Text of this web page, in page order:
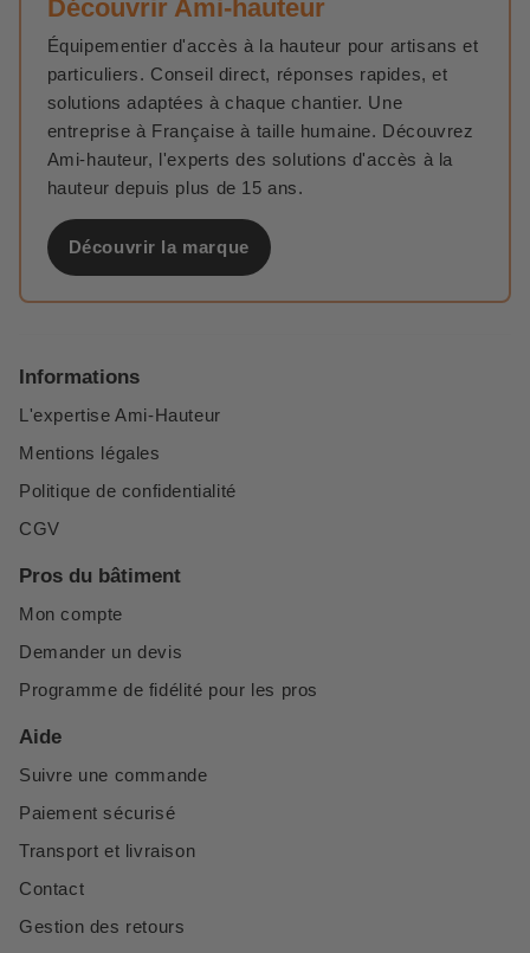
Découvrir Ami-hauteur
Équipementier d'accès à la hauteur pour artisans et
particuliers. Conseil direct, réponses rapides, et
solutions adaptées à chaque chantier. Une
entreprise à Française à taille humaine. Découvrez
Ami-hauteur, l'experts des solutions d'accès à la
hauteur depuis plus de 15 ans.
Découvrir la marque
Informations
L'expertise Ami-Hauteur
Mentions légales
Politique de confidentialité
CGV
Pros du bâtiment
Mon compte
Demander un devis
Programme de fidélité pour les pros
Aide
Suivre une commande
Paiement sécurisé
Transport et livraison
Contact
Gestion des retours